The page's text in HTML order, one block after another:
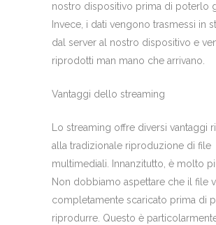
nostro dispositivo prima di poterlo
Invece, i dati vengono trasmessi in
dal server al nostro dispositivo e
riprodotti man mano che arrivano.
Vantaggi dello streaming
Lo streaming offre diversi vantaggi
alla tradizionale riproduzione di file
multimediali. Innanzitutto, è molto
Non dobbiamo aspettare che il file
completamente scaricato prima di
riprodurre. Questo è